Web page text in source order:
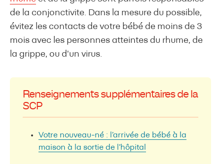
de la conjonctivite. Dans la mesure du possible,
évitez les contacts de votre bébé de moins de 3
mois avec les personnes atteintes du rhume, de
la grippe, ou d'un virus.
Renseignements supplémentaires de la
SCP
Votre nouveau-né : l’arrivée de bébé à la
maison à la sortie de l’hôpital